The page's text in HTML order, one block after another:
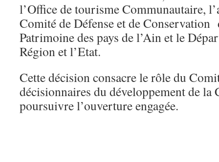
l’Office de tourisme Communautaire,
Comité de Défense et de Conservation
Patrimoine des pays de l’Ain et le
Région et l’Etat.
Cette décision consacre le rôle du
décisionnaires du développement de
poursuivre l’ouverture engagée.